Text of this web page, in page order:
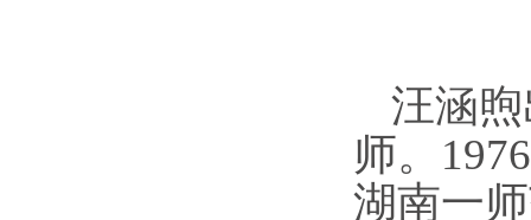
汪涵
师。
湖南一